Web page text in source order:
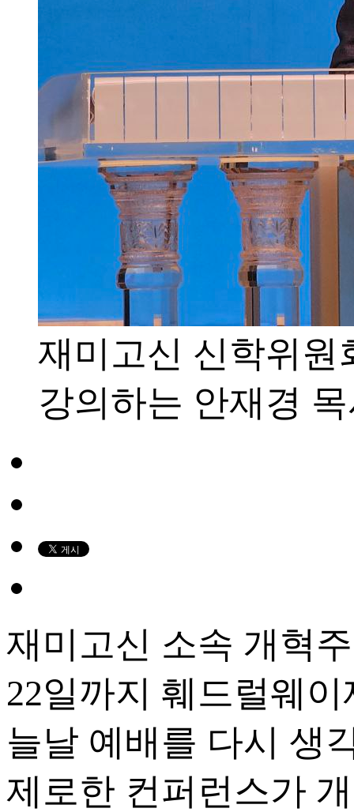
재미고신 신학위원
강의하는 안재경
재미고신 소속 개혁
22일까지 훼드럴웨
늘날 예배를 다시 생
제로한 컨퍼런스가